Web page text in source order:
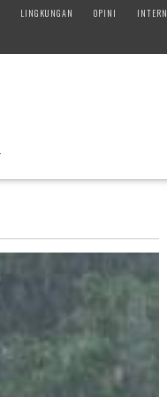
LINGKUNGAN OPINI